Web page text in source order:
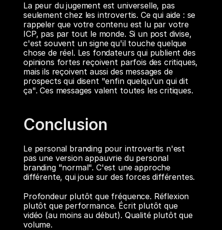
La peur du jugement est universelle, pas
seulement chez les introvertis. Ce qui aide : se
rappeler que votre contenu est lu par votre
ICP, pas par tout le monde. Si un post divise,
c'est souvent un signe qu'il touche quelque
chose de réel. Les fondateurs qui publient des
opinions fortes reçoivent parfois des critiques,
mais ils reçoivent aussi des messages de
prospects qui disent "enfin quelqu'un qui dit
ça". Ces messages valent toutes les critiques.
Conclusion
Le personal branding pour introvertis n'est
pas une version appauvrie du personal
branding "normal". C'est une approche
différente, qui joue sur des forces différentes.
Profondeur plutôt que fréquence. Réflexion
plutôt que performance. Écrit plutôt que
vidéo (au moins au début). Qualité plutôt que
volume.